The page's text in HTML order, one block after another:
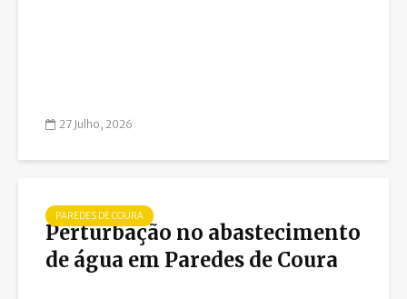
27 Julho, 2026
PAREDES DE COURA
Perturbação no abastecimento
de água em Paredes de Coura